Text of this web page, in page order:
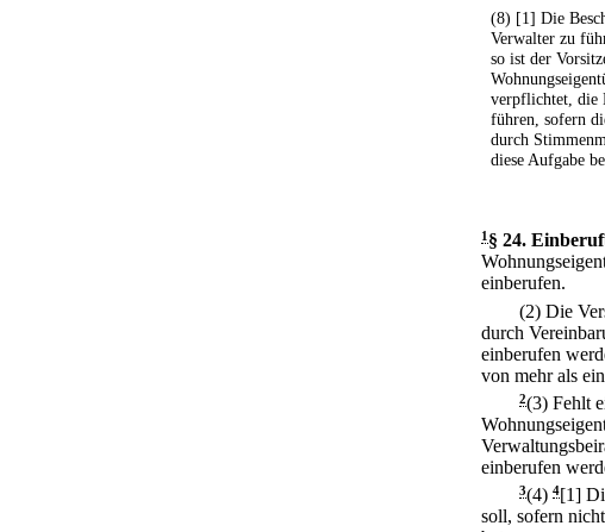
(8) [1] Die
Verwalter zu
so ist der
verpflichtet, die
führen, sofern
durch
diese Aufgabe
1§ 24.
einberufen.
(2) Die
durch
einberufen
von mehr als
2(3) Fehlt
einberufen
3(4) 4[1]
soll, sofern